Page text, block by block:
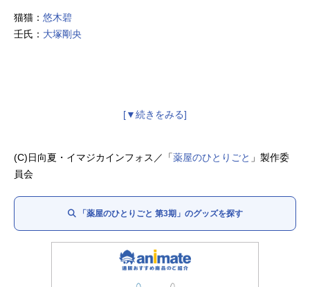
猫猫： 悠木碧
壬氏： 大塚剛央
(C)日向夏・イマジカインフォス／「薬屋のひとりごと 」製作委
員会
「薬屋のひとりごと 第3期」のグッズを探す